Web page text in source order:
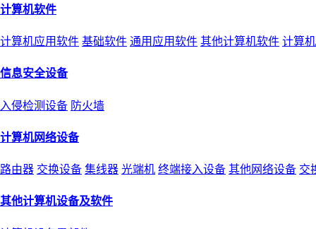
计算机软件
计算机应用软件 基础软件 通用应用软件 其他计算机软件 计算
信息安全设备
入侵检测设备 防火墙
计算机网络设备
路由器 交换设备 集线器 光端机 终端接入设备 其他网络设备 交
其他计算机设备及软件